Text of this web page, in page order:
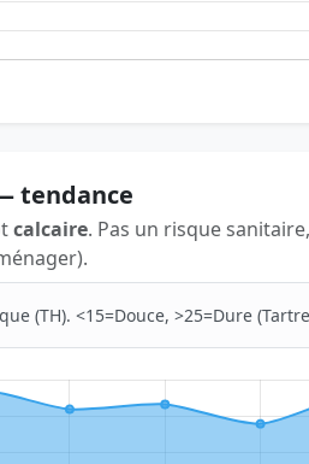
tendance
calcaire. Pas un risque
(TH). <15=Douce, >25=Dure